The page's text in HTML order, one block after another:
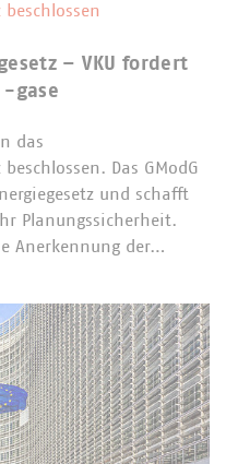
– VKU fordert
-gase
das
Das GModG
und schafft
Planungssicherheit.
Anerkennung der…